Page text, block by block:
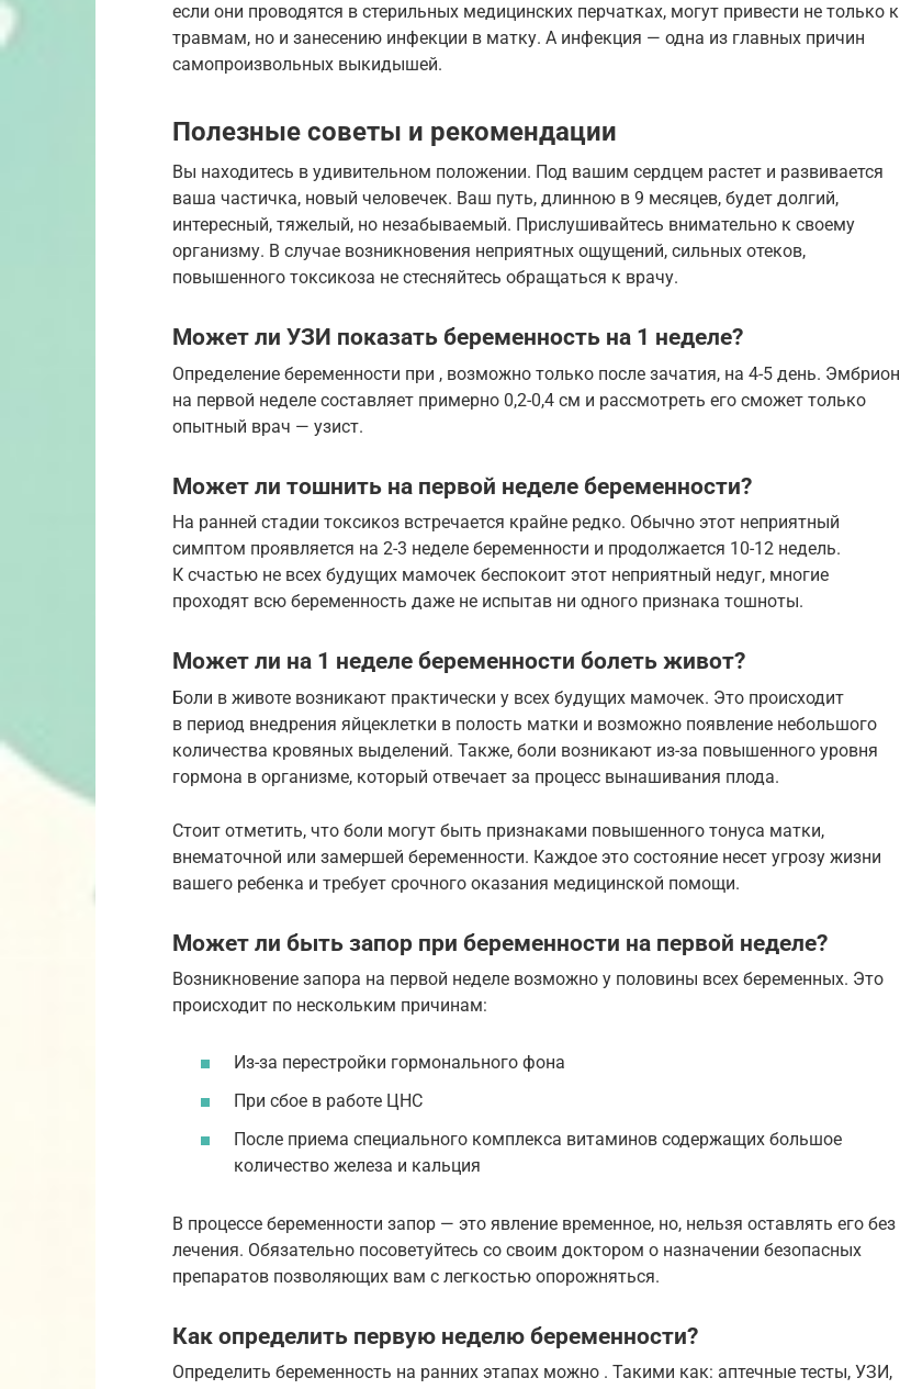
если они проводятся в стерильных медицинских перчатках, могут привести не только к
травмам, но и занесению инфекции в матку. А инфекция — одна из главных причин
самопроизвольных выкидышей.
Полезные советы и рекомендации
Вы находитесь в удивительном положении. Под вашим сердцем растет и развивается
ваша частичка, новый человечек. Ваш путь, длинною в 9 месяцев, будет долгий,
интересный, тяжелый, но незабываемый. Прислушивайтесь внимательно к своему
организму. В случае возникновения неприятных ощущений, сильных отеков,
повышенного токсикоза не стесняйтесь обращаться к врачу.
Может ли УЗИ показать беременность на 1 неделе?
Определение беременности при , возможно только после зачатия, на 4-5 день. Эмбрион
на первой неделе составляет примерно 0,2-0,4 см и рассмотреть его сможет только
опытный врач — узист.
Может ли тошнить на первой неделе беременности?
На ранней стадии токсикоз встречается крайне редко. Обычно этот неприятный
симптом проявляется на 2-3 неделе беременности и продолжается 10-12 недель.
К счастью не всех будущих мамочек беспокоит этот неприятный недуг, многие
проходят всю беременность даже не испытав ни одного признака тошноты.
Может ли на 1 неделе беременности болеть живот?
Боли в животе возникают практически у всех будущих мамочек. Это происходит
в период внедрения яйцеклетки в полость матки и возможно появление небольшого
количества кровяных выделений. Также, боли возникают из-за повышенного уровня
гормона в организме, который отвечает за процесс вынашивания плода.
Стоит отметить, что боли могут быть признаками повышенного тонуса матки,
внематочной или замершей беременности. Каждое это состояние несет угрозу жизни
вашего ребенка и требует срочного оказания медицинской помощи.
Может ли быть запор при беременности на первой неделе?
Возникновение запора на первой неделе возможно у половины всех беременных. Это
происходит по нескольким причинам:
Из-за перестройки гормонального фона
При сбое в работе ЦНС
После приема специального комплекса витаминов содержащих большое
количество железа и кальция
В процессе беременности запор — это явление временное, но, нельзя оставлять его без
лечения. Обязательно посоветуйтесь со своим доктором о назначении безопасных
препаратов позволяющих вам с легкостью опорожняться.
Как определить первую неделю беременности?
Определить беременность на ранних этапах можно . Такими как: аптечные тесты, УЗИ,